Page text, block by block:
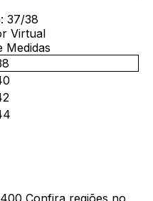
37/38
Virtual
Medidas
Confira regiões no